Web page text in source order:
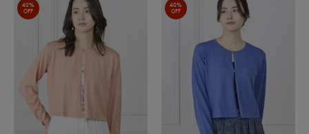
40%
OFF
40%
OFF